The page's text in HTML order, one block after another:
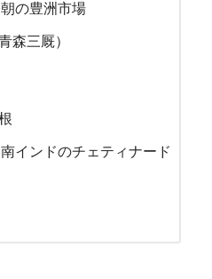
の豊洲市場
森三厩）
インドのチェティナード